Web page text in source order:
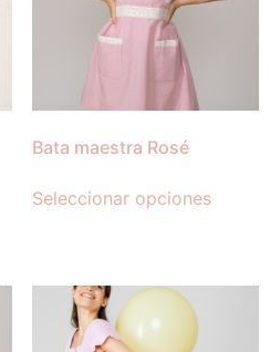
Bata maestra Rosé
Seleccionar opciones